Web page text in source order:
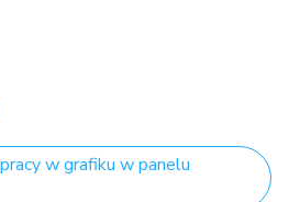
w grafiku w panelu